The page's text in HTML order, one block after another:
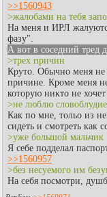
>>1560943
>жалобами на тебя
На меня и ИРЛ
фазу".
А вот в соседний тред
>трех причин
Круто. Обычно меня не
причине. Кроме меня
которую никто не
>не люблю словоблудие
Как по мне, тольо из
сидеть и смотреть как
>уже большой мальчик
Я себе подделал
>>1560957
>без несуемого им
На себя посмотри,